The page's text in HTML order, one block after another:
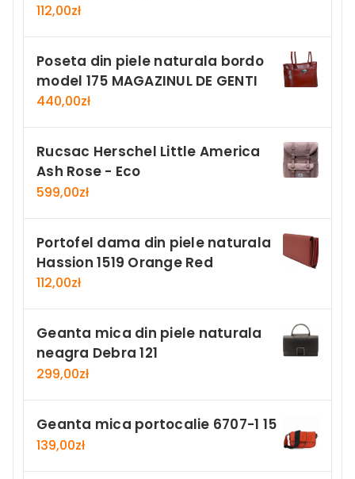
112,00zł
Poseta din piele naturala bordo
model 175 MAGAZINUL DE GENTI
440,00zł
Rucsac Herschel Little America
Ash Rose - Eco
599,00zł
Portofel dama din piele naturala
Hassion 1519 Orange Red
112,00zł
Geanta mica din piele naturala
neagra Debra 121
299,00zł
Geanta mica portocalie 6707-1 15
139,00zł